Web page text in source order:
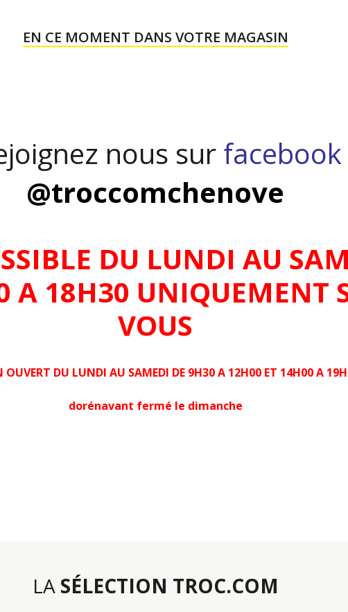
EN CE MOMENT DANS VOTRE MAGASIN
nous sur facebook
@troccomchenove
DU LUNDI AU
A 18H30 UNIQUEMENT
VOUS
OUVERT DU LUNDI AU SAMEDI DE 9H30 A 12H00 ET 14H00 A
dorénavant fermé le dimanche
LA SÉLECTION TROC.COM